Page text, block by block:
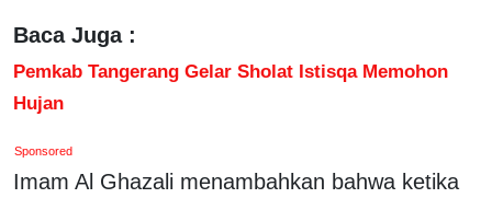
Baca Juga :
Pemkab Tangerang Gelar Sholat Istisqa Memohon
Hujan
Sponsored
Imam Al Ghazali menambahkan bahwa ketika